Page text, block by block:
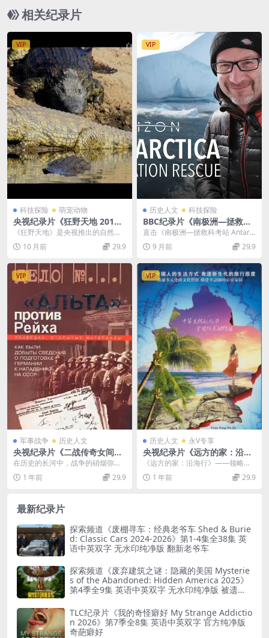
相关纪录片
VIP
科技探险 萌宠动物
央视纪录片《狂野天地 201
5》国语中字 1080P/TS/4.53
《狂野天地》是央视推出的自然纪
录片，聚焦纳米比亚中部的埃尔丁
动物保护区，这里以丰...
10 月前 29.9
VIP
历史人文 科技探险
BBC纪录片《南极洲—拯救科
考站 Antarctica Ice Station
Rescue 2017》英语英字 720
P/MP4/1.18G 南极科考站
直击《南极洲—拯救科考站 Antarct
ica Ice Station Resc...
9 月前 29.9
VIP
军事战争 历史人文
央视纪录片《二战传奇女间
谍》国语中字 1080P/TS/3.44
G 间谍纪录片下载
在历史的长河中，战争的硝烟弥漫
着无数鲜为人知的故事。央视精心
打造的纪录片《二战传...
1 年前 29.9
VIP
历史人文 永V专享
央视纪录片《远方的家：沿海
行》全112集 国语中字 720P/
MKV/171G 史诗级中国沿海地
区风采
《远方的家：沿海行》——领略中
国沿海的时代变迁与独特魅力 在改
革开放的浪潮中，中...
1 年前 29.9
最新纪录片
探索频道《废棚寻车：经典老爷车 Shed & Burie
d: Classic Cars 2024-2026》第1-4集全38集 英
语中英双字 无水印纯净版 翻新老爷车
探索频道《废弃建筑之谜：隐藏的美国 Mysterie
s of the Abandoned: Hidden America 2025》
第4季全9集 英语中英双字 无水印纯净版 被遗弃
TLC纪录片《我的奇怪癖好 My Strange Addictio
n 2026》第7季全8集 英语中英双字 官方纯净版
奇葩癖好